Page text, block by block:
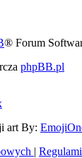
® Forum
phpBB.pl
art By:
|